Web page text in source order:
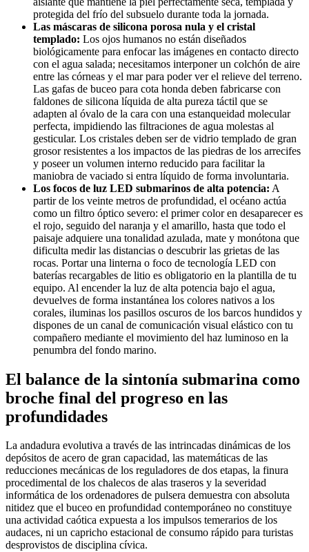
protegida del frío del subsuelo durante toda la jornada.
Las máscaras de silicona porosa nula y el cristal
templado: Los ojos humanos no están diseñados
biológicamente para enfocar las imágenes en contacto directo
con el agua salada; necesitamos interponer un colchón de aire
entre las córneas y el mar para poder ver el relieve del terreno.
Las gafas de buceo para cota honda deben fabricarse con
faldones de silicona líquida de alta pureza táctil que se
adapten al óvalo de la cara con una estanqueidad molecular
perfecta, impidiendo las filtraciones de agua molestas al
gesticular. Los cristales deben ser de vidrio templado de gran
grosor resistentes a los impactos de las piedras de los arrecifes
y poseer un volumen interno reducido para facilitar la
maniobra de vaciado si entra líquido de forma involuntaria.
Los focos de luz LED submarinos de alta potencia: A
partir de los veinte metros de profundidad, el océano actúa
como un filtro óptico severo: el primer color en desaparecer es
el rojo, seguido del naranja y el amarillo, hasta que todo el
paisaje adquiere una tonalidad azulada, mate y monótona que
dificulta medir las distancias o descubrir las grietas de las
rocas. Portar una linterna o foco de tecnología LED con
baterías recargables de litio es obligatorio en la plantilla de tu
equipo. Al encender la luz de alta potencia bajo el agua,
devuelves de forma instantánea los colores nativos a los
corales, iluminas los pasillos oscuros de los barcos hundidos y
dispones de un canal de comunicación visual elástico con tu
compañero mediante el movimiento del haz luminoso en la
penumbra del fondo marino.
El balance de la sintonía submarina como
broche final del progreso en las
profundidades
La andadura evolutiva a través de las intrincadas dinámicas de los
depósitos de acero de gran capacidad, las matemáticas de las
reducciones mecánicas de los reguladores de dos etapas, la finura
procedimental de los chalecos de alas traseros y la severidad
informática de los ordenadores de pulsera demuestra con absoluta
nitidez que el buceo en profundidad contemporáneo no constituye
una actividad caótica expuesta a los impulsos temerarios de los
audaces, ni un capricho estacional de consumo rápido para turistas
desprovistos de disciplina cívica.